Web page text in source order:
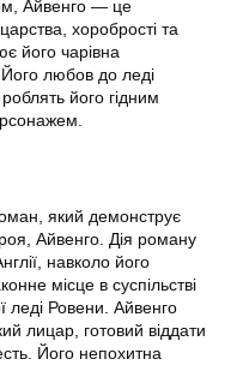
Айвенго — це
хоробрості та
його чарівна
Його любов до леді
роблять його гідним
який демонструє
Айвенго. Дія роману
навколо його
місце в суспільстві
леді Ровени. Айвенго
лицар, готовий віддати
Його непохитна